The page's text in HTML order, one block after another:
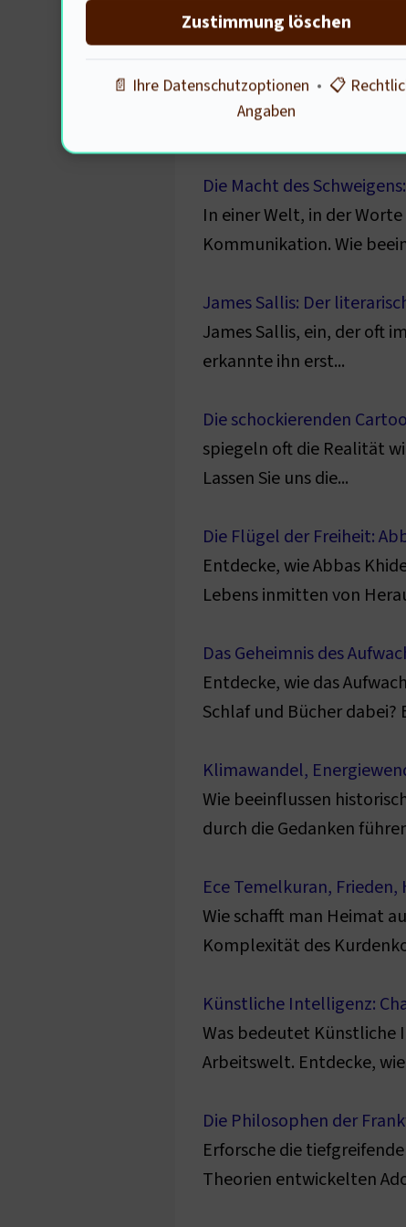
deutschen Geschichte
Die Jagd nach der
Wie beeinflussen
unterschiedliche
Die Macht des
In einer Welt, in der
Kommunikation. Wie
James Sallis: Der
James Sallis, ein, der oft
erkannte ihn erst...
Die schockierenden
spiegeln oft die Realität
Lassen Sie uns die...
Die Flügel der Freiheit:
Entdecke, wie Abbas
Lebens inmitten von
Das Geheimnis des
Entdecke, wie das
Schlaf und Bücher dabei?
Klimawandel,
Wie beeinflussen
durch die Gedanken
Ece Temelkuran,
Wie schafft man Heimat
Komplexität des
Künstliche Intelligenz:
Was bedeutet Künstliche
Arbeitswelt. Entdecke,
Die Philosophen der
Erforsche die
Theorien entwickelten
Zustimmung löschen
📄 Ihre Datenschutzoptionen • 📋
Angaben